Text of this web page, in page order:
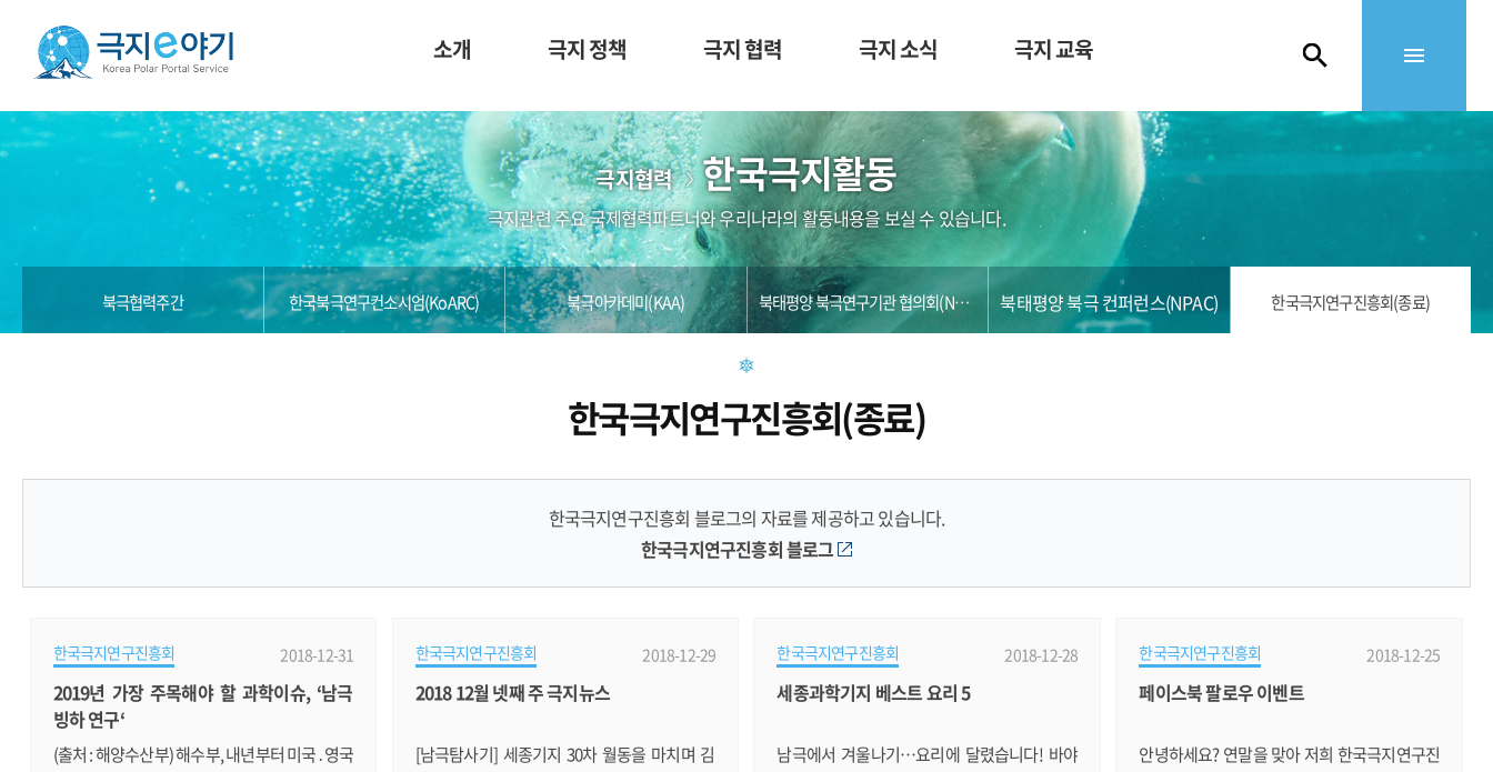
소개 극지 정책 극지 협력 극지 소식 극지 교육
극지협력 한국극지활동
극지관련 주요 국제협력파트너와 우리나라의 활동내용을 보실 수 있습니다.
북극협력주간 한국북극연구컨소시엄(KoARC) 북극아카데미(KAA) 북태평양 북극연구기관 협의회(NPARC) 북태평양 북극 컨퍼런스(NPAC) 한국극지연구진흥회(종료)
한국극지연구진흥회(종료)
한국극지연구진흥회 블로그의 자료를 제공하고 있습니다.
한국극지연구진흥회 블로그
한국극지연구진흥회 2018-12-31
2019년 가장 주목해야 할 과학이슈, ‘남극
빙하 연구‘
(출처 : 해양수산부) 해수부, 내년부터 미국․영국
한국극지연구진흥회 2018-12-29
2018 12월 넷째 주 극지뉴스
[남극탐사기] 세종기지 30차 월동을 마치며 김
한국극지연구진흥회 2018-12-28
세종과학기지 베스트 요리 5
남극에서 겨울나기…요리에 달렸습니다! 바야
한국극지연구진흥회 2018-12-25
페이스북 팔로우 이벤트
안녕하세요? 연말을 맞아 저희 한국극지연구진